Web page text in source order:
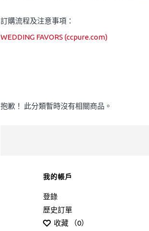
訂購流程及注意事項：
WEDDING FAVORS (ccpure.com)
抱歉！ 此分類暫時沒有相關商品。
我的帳戶
登錄
歷史訂單
收藏 （0）